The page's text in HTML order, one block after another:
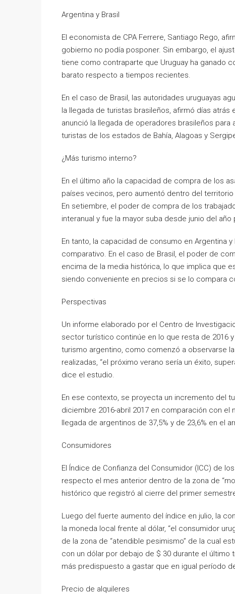
Argentina y Brasil
El economista de CPA Ferrere, Santiago Rego,
gobierno no podía posponer. Sin embargo, el
tiene como contraparte que Uruguay ha ganado
barato respecto a tiempos recientes.
En el caso de Brasil, las autoridades uruguayas
la llegada de turistas brasileños, afirmó días atrás
anunció la llegada de operadores brasileños
turistas de los estados de Bahía, Alagoas y
¿Más turismo interno?
En el último año la capacidad de compra de los
países vecinos, pero aumentó dentro del territorio
En setiembre, el poder de compra de los
interanual y fue la mayor suba desde junio del
En tanto, la capacidad de consumo en Argentina
comparativo. En el caso de Brasil, el poder de
encima de la media histórica, lo que implica que
siendo conveniente en precios si se lo compara
Perspectivas
Un informe elaborado por el Centro de
sector turístico continúe en lo que resta de 2016
turismo argentino, como comenzó a observarse
realizadas, “el próximo verano sería un éxito,
dice el estudio.
En ese contexto, se proyecta un incremento del
diciembre 2016-abril 2017 en comparación con el
llegada de argentinos de 37,5% y de 23,6% en el
Consumidores
El Índice de Confianza del Consumidor (ICC) de
respecto el mes anterior dentro de la zona de
histórico que registró al cierre del primer
Luego del fuerte aumento del índice en julio, la
la moneda local frente al dólar, “el consumidor
de la zona de “atendible pesimismo” de la cual
con un dólar por debajo de $ 30 durante el
más predispuesto a gastar que en igual período
Precio de alquileres